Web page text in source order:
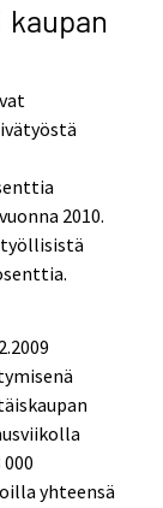
2010.
yhteensä